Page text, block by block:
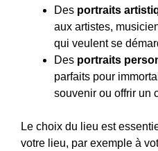
Des portraits
aux artistes,
qui veulent se
Des portraits
parfaits pour
souvenir ou offrir un
Le choix du lieu est
votre lieu, par exemple à